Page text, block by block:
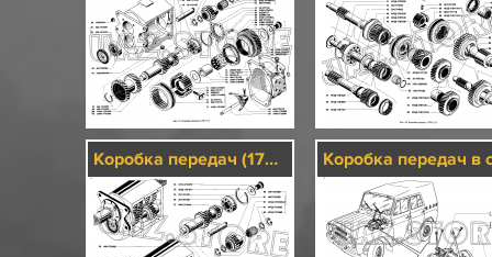
Коробка передач (1701)/3